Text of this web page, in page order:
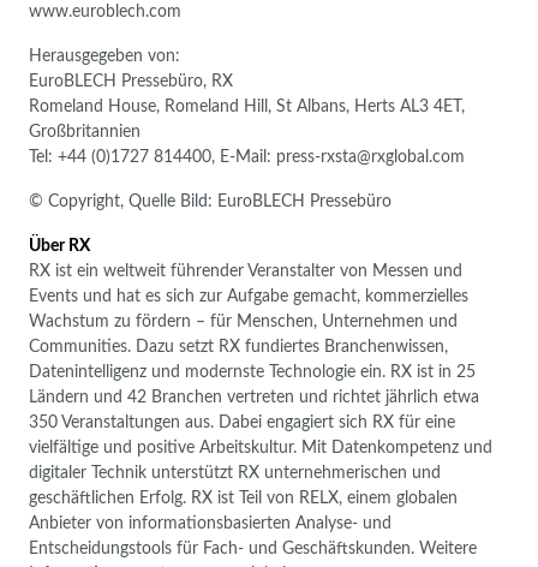
www.euroblech.com
Herausgegeben von:
EuroBLECH Pressebüro, RX
Romeland House, Romeland Hill, St Albans, Herts AL3 4ET,
Großbritannien
Tel: +44 (0)1727 814400, E-Mail: press-rxsta@rxglobal.com
© Copyright, Quelle Bild: EuroBLECH Pressebüro
Über RX
RX ist ein weltweit führender Veranstalter von Messen und
Events und hat es sich zur Aufgabe gemacht, kommerzielles
Wachstum zu fördern – für Menschen, Unternehmen und
Communities. Dazu setzt RX fundiertes Branchenwissen,
Datenintelligenz und modernste Technologie ein. RX ist in 25
Ländern und 42 Branchen vertreten und richtet jährlich etwa
350 Veranstaltungen aus. Dabei engagiert sich RX für eine
vielfältige und positive Arbeitskultur. Mit Datenkompetenz und
digitaler Technik unterstützt RX unternehmerischen und
geschäftlichen Erfolg. RX ist Teil von RELX, einem globalen
Anbieter von informationsbasierten Analyse- und
Entscheidungstools für Fach- und Geschäftskunden. Weitere